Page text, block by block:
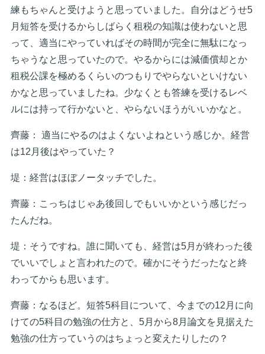
練もちゃんと受けようと思っていました。自分はどうせ5
月短答を受けるからしばらく租税の知識は使わないと思
って、適当にやっていればその時間が完全に無駄になっ
ちゃうなと思っていたので。やるからには減価償却とか
租税公課を極めるくらいのつもりでやらないといけない
かなと思っていましたね。少なくとも答練を受けるレベ
ルには持って行かないと、やらないほうがいいかなと。
齊藤： 適当にやるのはよくないよねという感じか。経営
は12月後はやっていた？
堤：経営はほぼノータッチでした。
齊藤：こっちはじゃあ後回しでもいいかという感じだっ
たんだね。
堤：そうですね。誰に聞いても、経営は5月が終わった後
でいいでしょと言われたので。確かにそうだったなと終
わってからも思います。
齊藤：なるほど。短答5科目について、今までの12月に向
けての5科目の勉強の仕方と、5月から8月論文を見据えた
勉強の仕方っていうのはちょっと変えたりしたの？